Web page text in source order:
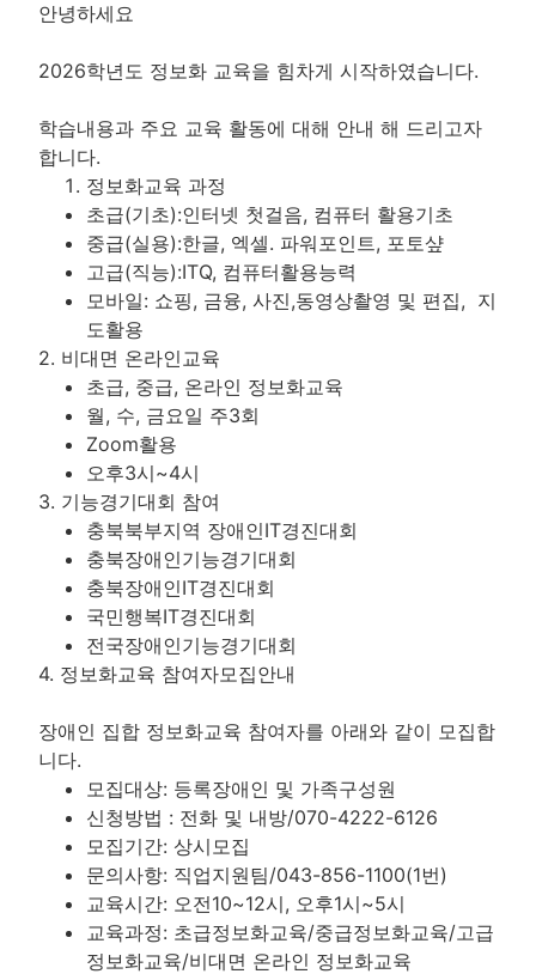
안녕하세요
2026학년도 정보화 교육을 힘차게 시작하였습니다.
학습내용과 주요 교육 활동에 대해 안내 해 드리고자
합니다.
정보화교육 과정
초급(기초):인터넷 첫걸음, 컴퓨터 활용기초
중급(실용):한글, 엑셀. 파워포인트, 포토샾
고급(직능):ITQ, 컴퓨터활용능력
모바일: 쇼핑, 금융, 사진,동영상촬영 및 편집, 지
도활용
2. 비대면 온라인교육
초급, 중급, 온라인 정보화교육
월, 수, 금요일 주3회
Zoom활용
오후3시~4시
3. 기능경기대회 참여
충북북부지역 장애인IT경진대회
충북장애인기능경기대회
충북장애인IT경진대회
국민행복IT경진대회
전국장애인기능경기대회
4. 정보화교육 참여자모집안내
장애인 집합 정보화교육 참여자를 아래와 같이 모집합
니다.
모집대상: 등록장애인 및 가족구성원
신청방법 : 전화 및 내방/070-4222-6126
모집기간: 상시모집
문의사항: 직업지원팀/043-856-1100(1번)
교육시간: 오전10~12시, 오후1시~5시
교육과정: 초급정보화교육/중급정보화교육/고급
정보화교육/비대면 온라인 정보화교육